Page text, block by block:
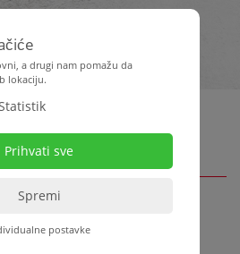
LABOR
a drugi nam pomažu da
lokaciju.
postavke